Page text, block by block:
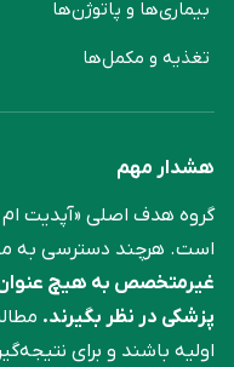
بیماری‌ها و پاتوژن‌ها
تغذیه و مکمل‌ها
هشدار مهم
گروه هدف اصلی «آپدیت
است. هرچند دسترسی به
غیرمتخصص به هیچ عنوان
پزشکی در نظر بگیرند.
اولیه باشند و برای